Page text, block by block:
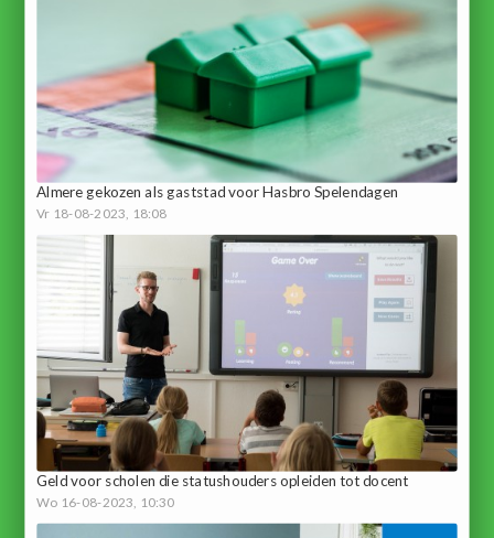
Almere gekozen als gaststad voor Hasbro Spelendagen
Vr 18-08-2023, 18:08
Geld voor scholen die statushouders opleiden tot docent
Wo 16-08-2023, 10:30